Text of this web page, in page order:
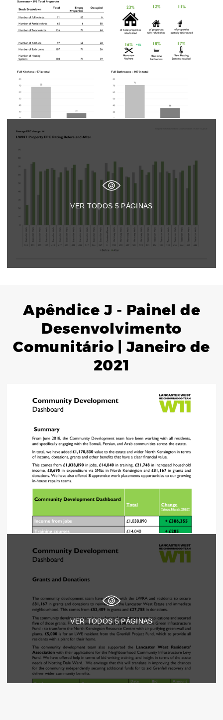
VER TODOS 5 PÁGINAS
Apêndice J - Painel de
Desenvolvimento
Comunitário | Janeiro de
2021
VER TODOS 5 PÁGINAS